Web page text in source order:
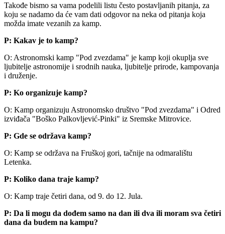
Takođe bismo sa vama podelili listu često postavljanih pitanja, za
koju se nadamo da će vam dati odgovor na neka od pitanja koja
možda imate vezanih za kamp.
P: Kakav je to kamp?
O: Astronomski kamp "Pod zvezdama" je kamp koji okuplja sve
ljubitelje astronomije i srodnih nauka, ljubitelje prirode, kampovanja
i druženje.
P: Ko organizuje kamp?
O: Kamp organizuju Astronomsko društvo "Pod zvezdama" i Odred
izviđača "Boško Palkovljević-Pinki" iz Sremske Mitrovice.
P: Gde se održava kamp?
O: Kamp se održava na Fruškoj gori, tačnije na odmaralištu
Letenka.
P: Koliko dana traje kamp?
O: Kamp traje četiri dana, od 9. do 12. Jula.
P: Da li mogu da dođem samo na dan ili dva ili moram sva četiri
dana da budem na kampu?